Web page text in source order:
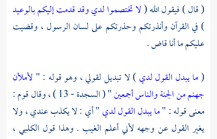
( قال ) فيقول الله (لا تختصموا لدي وقد قدمت إليكم بالوعيد
) في القرآن وأنذرتكم وحذرتكم على لسان الرسول ، وقضيت
عليكم ما أنا قاض .
(ما يبدل القول لدي) لا تبديل لقولي ، وهو قوله : " لأملأن
جهنم من الجنة والناس أجمعين
" ( السجدة - 13 ) ، وقال قوم :
معنى قوله : "ما يبدل القول لدي" أي : لا يكذب عندي ، ولا
يغير القول عن وجهه لأني أعلم الغيب . وهذا قول الكلبي ،